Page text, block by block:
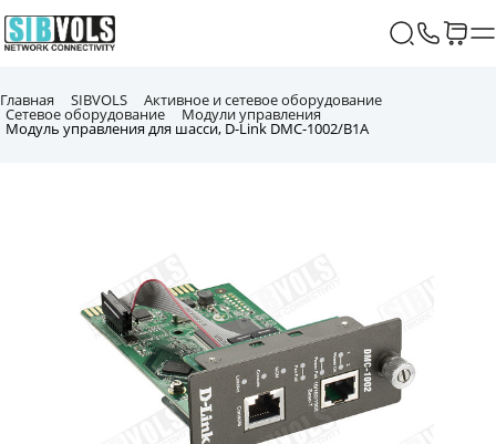
Главная SIBVOLS Активное и сетевое оборудование
Сетевое оборудование Модули управления
Модуль управления для шасси, D-Link DMC-1002/B1A